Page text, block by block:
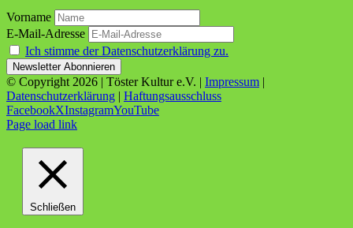
Vorname
E-Mail-Adresse
Ich stimme der Datenschutzerklärung zu.
© Copyright 2026 | Töster Kultur e.V. | Impressum |
Datenschutzerklärung | Haftungsausschluss
FacebookXInstagramYouTube
Page load link
Schließen